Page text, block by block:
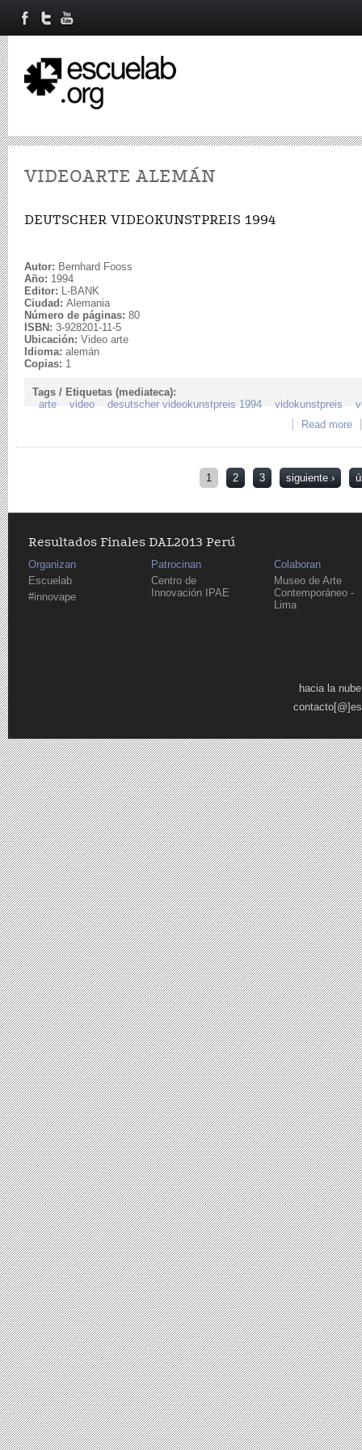
VIDEOARTE ALEMÁN
DEUTSCHER VIDEOKUNSTPREIS 1994
Autor: Bernhard Fooss
Año: 1994
Editor: L-BANK
Ciudad: Alemania
Número de páginas: 80
ISBN: 3-928201-11-5
Ubicación: Video arte
Idioma: alemán
Copias: 1
Tags / Etiquetas (mediateca):
arte
video desutscher videokunstpreis 1994 vidokunstpreis
Read more
1 2 3 siguiente ›
Resultados Finales DAL2013 Perú
Organizan
Escuelab
#innovape
Patrocinan
Centro de
Innovación IPAE
Colaboran
Museo de Arte
Contemporáneo -
Lima
hacia la